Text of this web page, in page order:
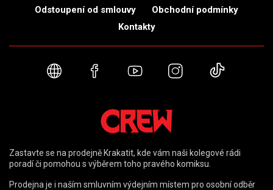
Odstoupení od smlouvy
Obchodní podmínky
Kontakty
Webové stránky
FacebookYouTubeInstagram
Zastavte se na prodejně Krakatit, kde vám naši kolegové rádi
poradí či pomohou s výběrem toho pravého komiksu.
Prodejna je i naším smluvním výdejním místem pro osobní odběr